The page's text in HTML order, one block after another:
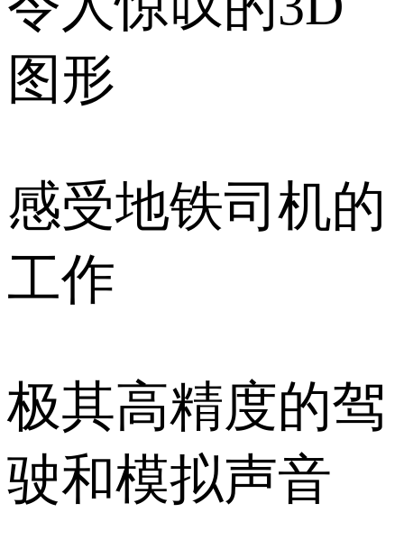
图形
感受地铁司机的
工作
极其高精度的驾
驶和模拟声音